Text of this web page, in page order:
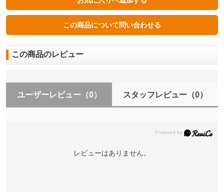
この商品のレビュー
ユーザーレビュー （0） スタッフレビュー（0）
レビューはありません。